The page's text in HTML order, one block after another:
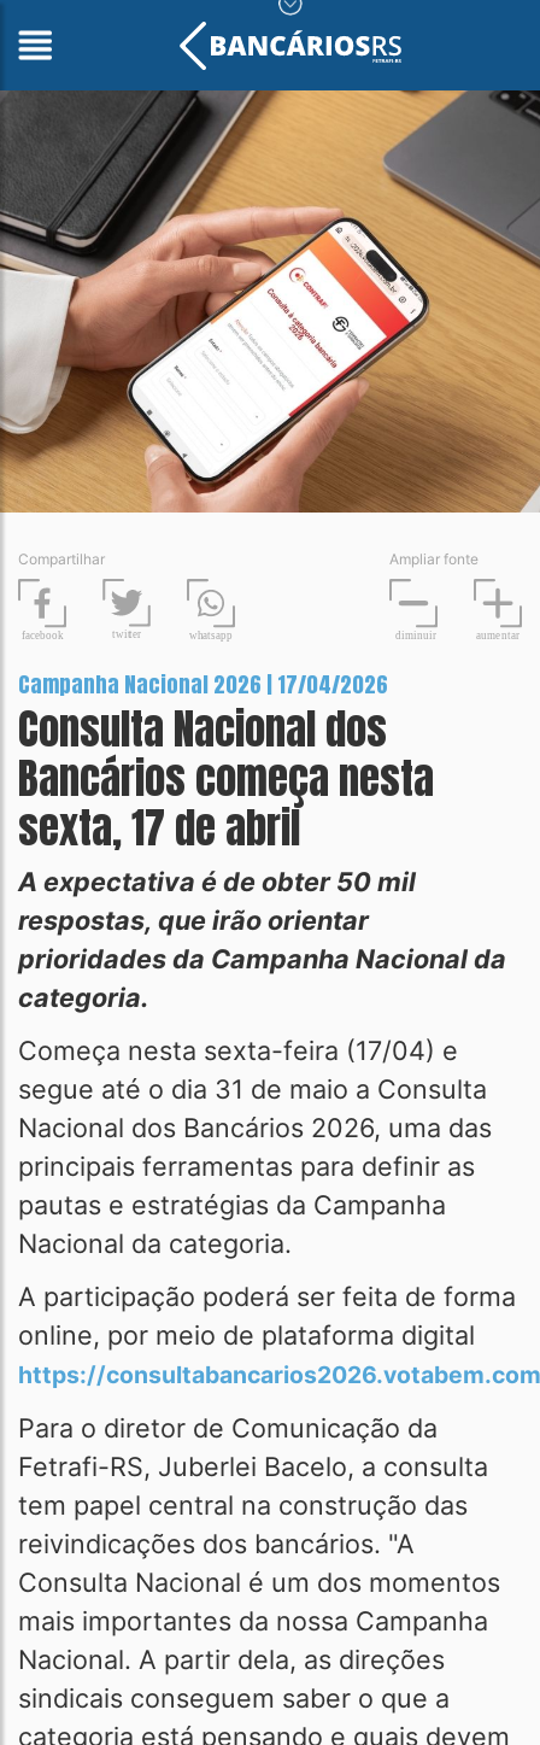
Compartilhar
facebook twitter whatsapp
Ampliar fonte
diminuir aumentar
Campanha Nacional 2026 | 17/04/2026
Consulta Nacional dos
Bancários começa nesta
sexta, 17 de abril
A expectativa é de obter 50 mil
respostas, que irão orientar
prioridades da Campanha Nacional da
categoria.
Começa nesta sexta-feira (17/04) e
segue até o dia 31 de maio a Consulta
Nacional dos Bancários 2026, uma das
principais ferramentas para definir as
pautas e estratégias da Campanha
Nacional da categoria.
A participação poderá ser feita de forma
online, por meio de plataforma digital
https://
Para o diretor de Comunicação da
Fetrafi-RS, Juberlei Bacelo, a consulta
tem papel central na construção das
reivindicações dos bancários. "A
Consulta Nacional é um dos momentos
mais importantes da nossa Campanha
Nacional. A partir dela, as direções
sindicais conseguem saber o que a
categoria está pensando e quais devem